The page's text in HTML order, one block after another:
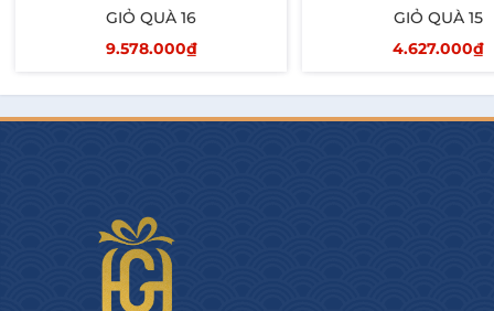
Khay gỗ và + Túi xách
Hygge Gourmet cam kết và khác biệt:
- Cá nhân hóa quà tặng Tết cho Doanh Nghiệp
-  Đáp ứng Số Lượng Lớn và giao hàng Nhanh trên
toàn quốc.
- Chiết khấu hấp dẫn.
GIỎ QUÀ 16
9.578.000₫
Thêm vào giỏ
GIỎ QUÀ 15
4.627.000₫
Thêm vào giỏ